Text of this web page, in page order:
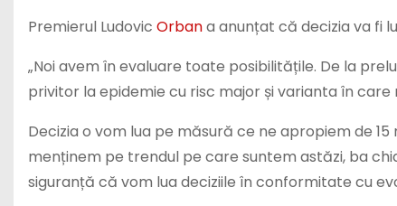
Premierul Ludovic Orbana anunțat că decizia va fi
„Noi avem în evaluare toate posibilitățile. De la
privitor la epidemie cu risc major și varianta în
Decizia o vom lua pe măsură ce ne apropiem de
menținem pe trendul pe care suntem astăzi, ba
siguranță că vom lua deciziile în conformitate cu